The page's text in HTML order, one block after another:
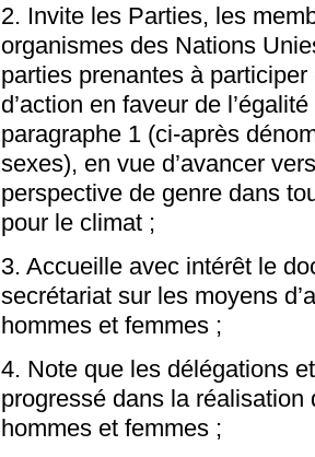
2. Invite les Parties, les
organismes des Nations
parties prenantes à
d’action en faveur de
paragraphe 1 (ci-après
sexes), en vue d’avancer
perspective de genre dans
pour le climat ;
3. Accueille avec intérêt le
secrétariat sur les moyens
hommes et femmes ;
4. Note que les délégations
progressé dans la réalisation
hommes et femmes ;